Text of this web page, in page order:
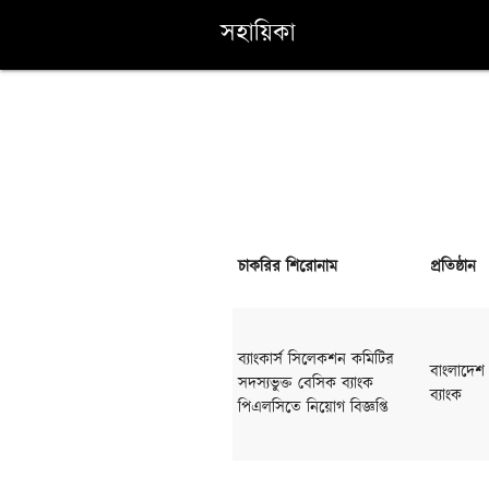
সহায়িকা
চাকরির শিরোনাম প্রতিষ্ঠান
ব্যাংকার্স সিলেকশন কমিটির
সদস্যভুক্ত বেসিক ব্যাংক
পিএলসিতে নিয়োগ বিজ্ঞপ্তি
বাংলাদেশ
ব্যাংক